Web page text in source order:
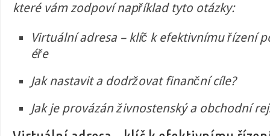
které vám zodpoví například tyto otázky:
Virtuální adresa – klíč k efektivnímu řízení
éře
Jak nastavit a dodržovat finanční cíle?
Jak je provázán živnostenský a obchodní